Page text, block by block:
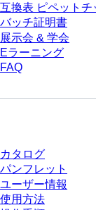
互換表 ピペットチ
バッチ証明書
展示会 & 学会
Eラーニング
FAQ
カタログ
パンフレット
ユーザー情報
使用方法